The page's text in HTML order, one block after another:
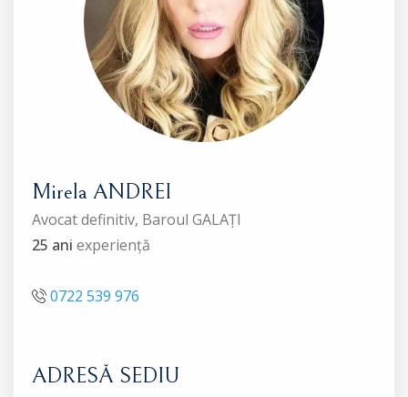
Mirela ANDREI
Avocat definitiv, Baroul GALAȚI
25 ani experiență
0722 539 976
ADRESĂ SEDIU